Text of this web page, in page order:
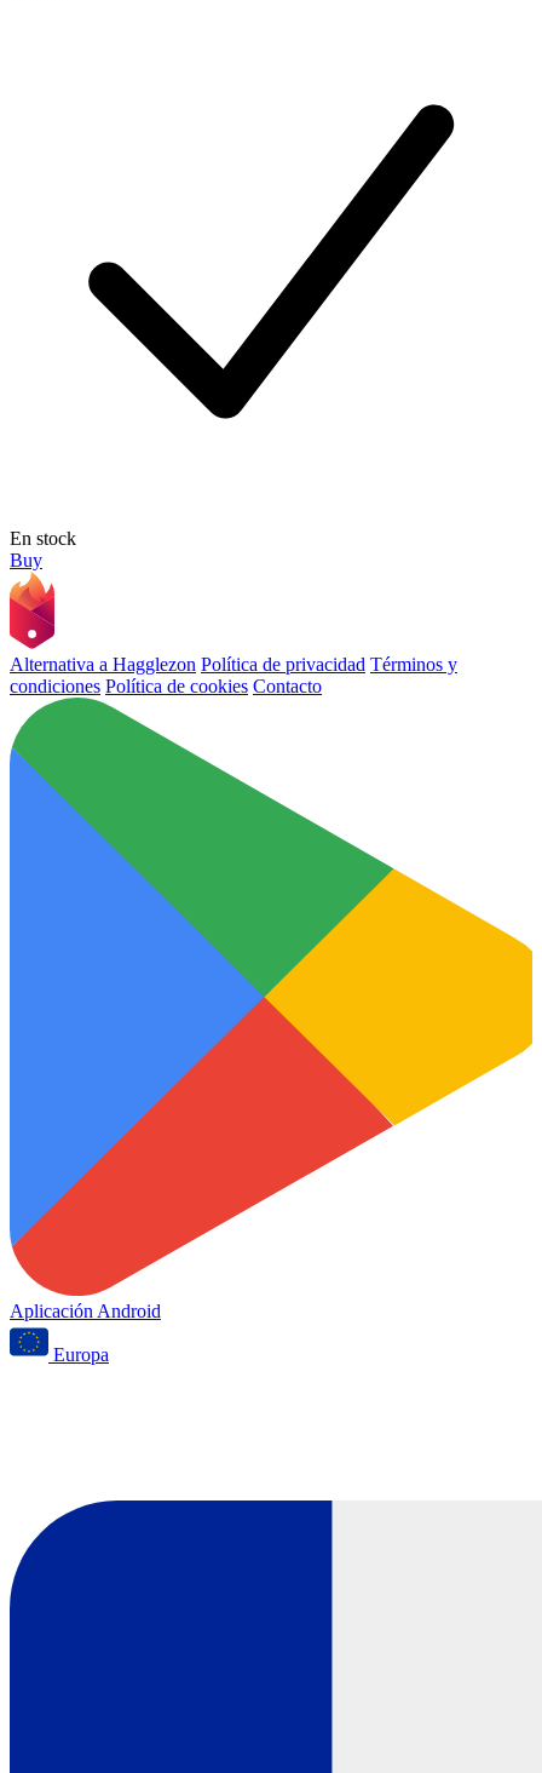
En stock
Buy
Alternativa a Hagglezon Política de privacidad Términos y
condiciones Política de cookies Contacto
Aplicación Android
Europa